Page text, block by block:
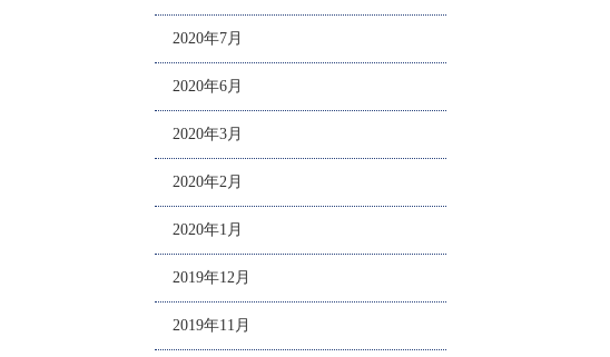
2020年7月
2020年6月
2020年3月
2020年2月
2020年1月
2019年12月
2019年11月